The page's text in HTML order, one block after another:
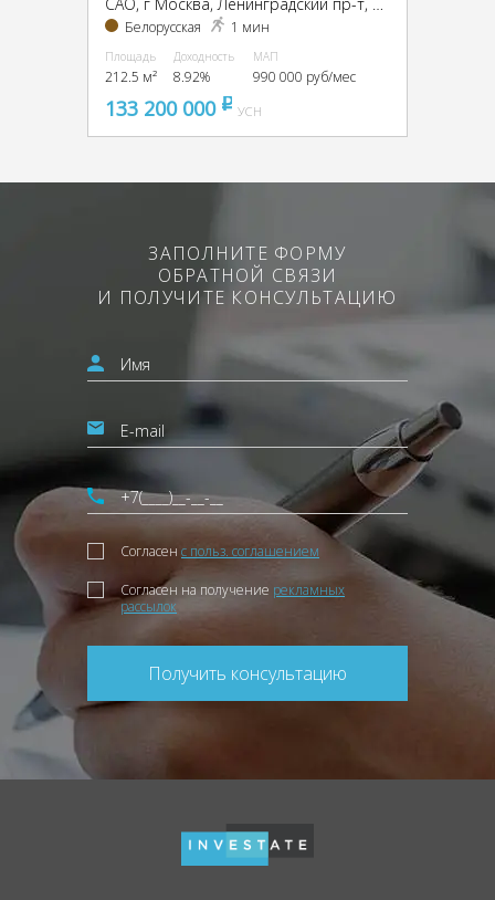
Белорусская 1 мин
Площадь
212.5 м²
Доходность
8.92%
МАП
990 000 руб/мес
133 200 000 pуб
УСН
ЗАПОЛНИТЕ ФОРМУ
ОБРАТНОЙ СВЯЗИ
И ПОЛУЧИТЕ КОНСУЛЬТАЦИЮ
Согласен с польз. соглашением
Согласен на получение рекламных
рассылок
Получить консультацию